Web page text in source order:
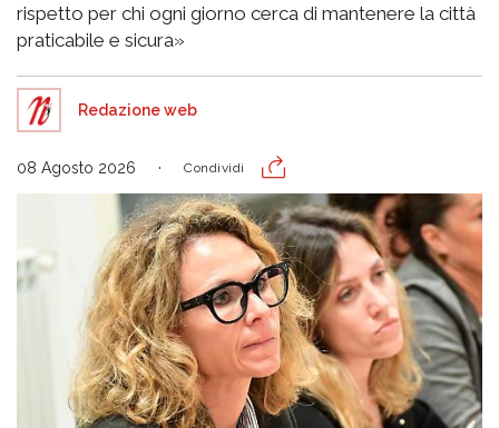
rispetto per chi ogni giorno cerca di mantenere la città
praticabile e sicura»
Redazione web
08 Agosto 2026 Condividi